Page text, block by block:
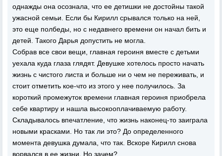
однажды она осознала, что ее детишки не достойны такой
ужасной семьи. Если бы Кирилл срывался только на ней,
это еще полбеды, но с недавнего времени он начал бить и
детей. Такого Дарья допустить не могла.
Собрав все свои вещи, главная героиня вместе с детьми
уехала куда глаза глядят. Девушке хотелось просто начать
жизнь с чистого листа и больше ни о чем не переживать, и
стоит отметить кое-что из этого у нее получилось. За
короткий промежуток времени главная героиня приобрела
себе квартиру и нашла высокооплачиваемую работу.
Складывалось впечатление, что жизнь наконец-то заиграла
новыми красками. Но так ли это? До определенного
момента девушка думала, что так. Вскоре Кирилл снова
ворвался в ее жизни. Но зачем?